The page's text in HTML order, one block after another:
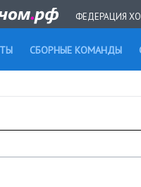
ФЕДЕРАЦИЯ
СБОРНЫЕ КОМАНДЫ